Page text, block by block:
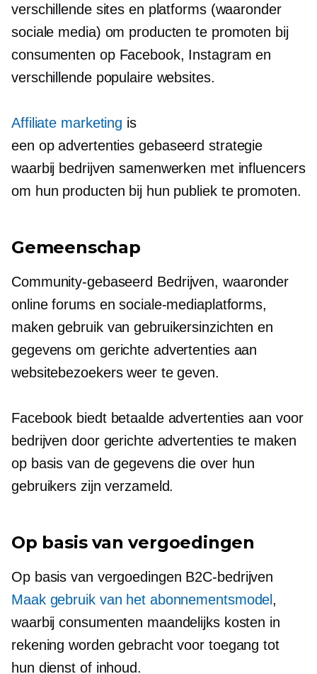
verschillende sites en platforms (waaronder
sociale media) om producten te promoten bij
consumenten op Facebook, Instagram en
verschillende populaire websites.
Affiliate marketing is
een op advertenties gebaseerd strategie
waarbij bedrijven samenwerken met influencers
om hun producten bij hun publiek te promoten.
Gemeenschap
Community-gebaseerd Bedrijven, waaronder
online forums en sociale-mediaplatforms,
maken gebruik van gebruikersinzichten en
gegevens om gerichte advertenties aan
websitebezoekers weer te geven.
Facebook biedt betaalde advertenties aan voor
bedrijven door gerichte advertenties te maken
op basis van de gegevens die over hun
gebruikers zijn verzameld.
Op basis van vergoedingen
Op basis van vergoedingen B2C-bedrijven
Maak gebruik van het abonnementsmodel ,
waarbij consumenten maandelijks kosten in
rekening worden gebracht voor toegang tot
hun dienst of inhoud.